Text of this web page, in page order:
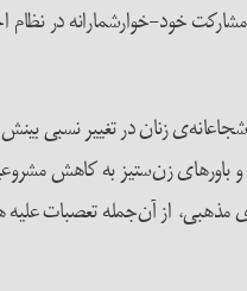
خود-خوارشمارانه در نظام
زنان در تغییر نسبی
و باورهای زن‌ستیز به کاهش
مذهبی، از آن‌جمله تعصبات